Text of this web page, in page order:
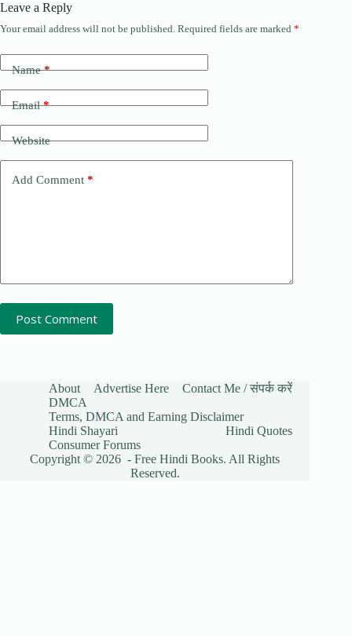
Leave a Reply
Your email address will not be published. Required fields are marked *
Name*
Email*
Website
Add Comment *
Post Comment
About Advertise Here
Contact Me / संपर्क करें
DMCA
Terms, DMCA and Earning Disclaimer
Hindi Shayari
Hindi Quotes
Consumer Forums
Copyright © 2026 - Free Hindi Books. All Rights
Reserved.